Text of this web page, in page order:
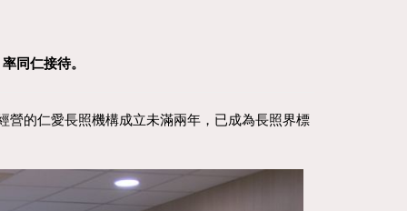
同仁接待。
的仁愛長照機構成立未滿兩年，已成為長照界標